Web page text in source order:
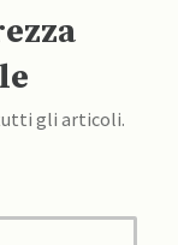
gli articoli.